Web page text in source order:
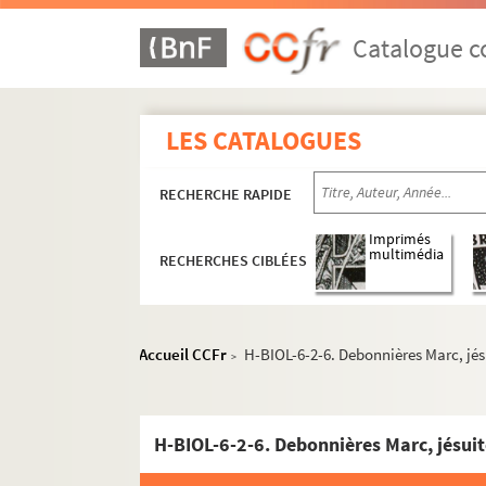
Catalogue
LES CATALOGUES
RECHERCHE RAPIDE
RECHERCHES CIBLÉES
Imprimés
multimédia
Accueil CCFr > H-BIOL-6-2-6. Debonnières Marc,
H-BIOL-6-2-6. Debonnières Marc,